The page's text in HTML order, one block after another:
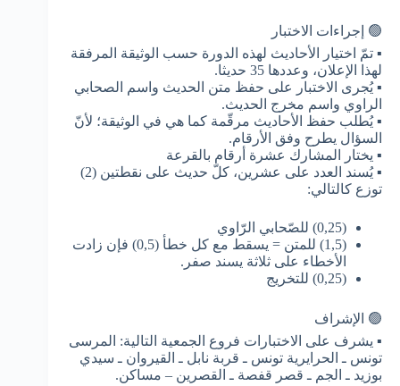
🟢 إجراءات الاختبار
▪ تمّ اختيار الأحاديث لهذه الدورة حسب الوثيقة المرفقة
لهذا الإعلان، وعددها 35 حديثا.
▪ يُجرى الاختبار على حفظ متن الحديث واسم الصحابي
الراوي واسم مخرج الحديث.
▪ يُطلب حفظ الأحاديث مرقّمة كما هي في الوثيقة؛ لأنّ
السؤال يطرح وفق الأرقام.
▪ يختار المشارك عشرة أرقام بالقرعة
▪ يُسند العدد على عشرين، كلّ حديث على نقطتين (2)
توزع كالتالي:
(0,25) للصّحابي الرّاوي
(1,5) للمتن = يسقط مع كل خطأ (0,5) فإن زادت
الأخطاء على ثلاثة يسند صفر.
(0,25) للتخريج
🟢 الإشراف
▪ يشرف على الاختبارات فروع الجمعية التالية: المرسى
تونس ـ الحرايرية تونس ـ قربة نابل ـ القيروان ـ سيدي
بوزيد ـ الجم ـ قصر قفصة ـ القصرين – مساكن.